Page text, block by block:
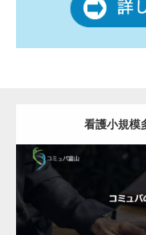
看護小規模